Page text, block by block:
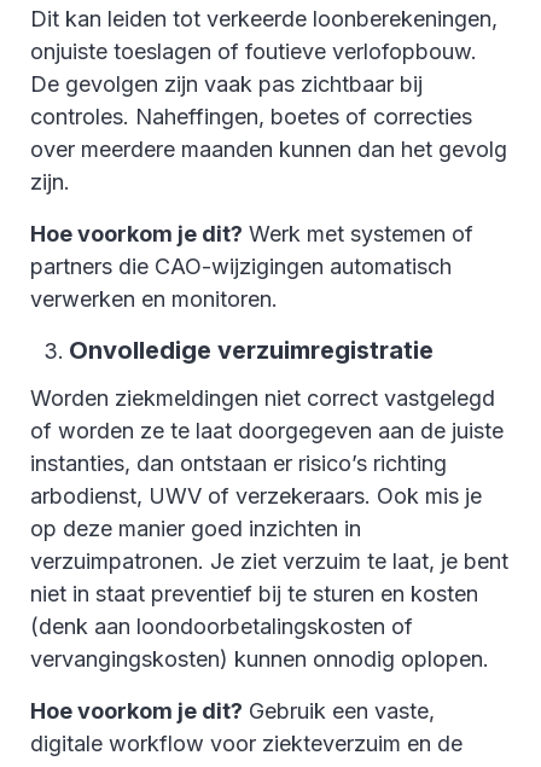
Dit kan leiden tot verkeerde loonberekeningen,
onjuiste toeslagen of foutieve verlofopbouw.
De gevolgen zijn vaak pas zichtbaar bij
controles. Naheffingen, boetes of correcties
over meerdere maanden kunnen dan het gevolg
zijn.
Hoe voorkom je dit? Werk met systemen of
partners die CAO-wijzigingen automatisch
verwerken en monitoren.
Onvolledige verzuimregistratie
Worden ziekmeldingen niet correct vastgelegd
of worden ze te laat doorgegeven aan de juiste
instanties, dan ontstaan er risico’s richting
arbodienst, UWV of verzekeraars. Ook mis je
op deze manier goed inzichten in
verzuimpatronen. Je ziet verzuim te laat, je bent
niet in staat preventief bij te sturen en kosten
(denk aan loondoorbetalingskosten of
vervangingskosten) kunnen onnodig oplopen.
Hoe voorkom je dit? Gebruik een vaste,
digitale workflow voor ziekteverzuim en de